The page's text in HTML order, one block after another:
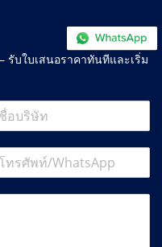
รับใบเสนอราคาทันทีและเริ่ม